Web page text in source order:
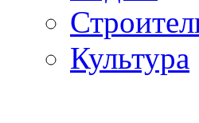
Культура